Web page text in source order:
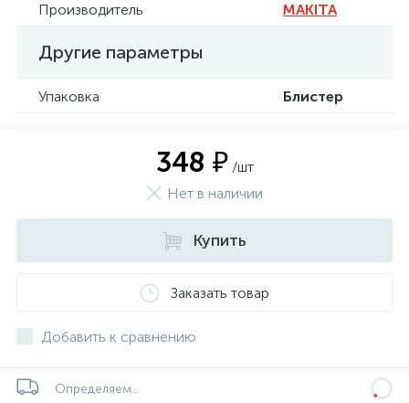
Производитель MAKITA
Другие параметры
Упаковка Блистер
348 ₽ /шт
Нет в наличии
Купить
Заказать товар
Добавить к сравнению
Определяем...